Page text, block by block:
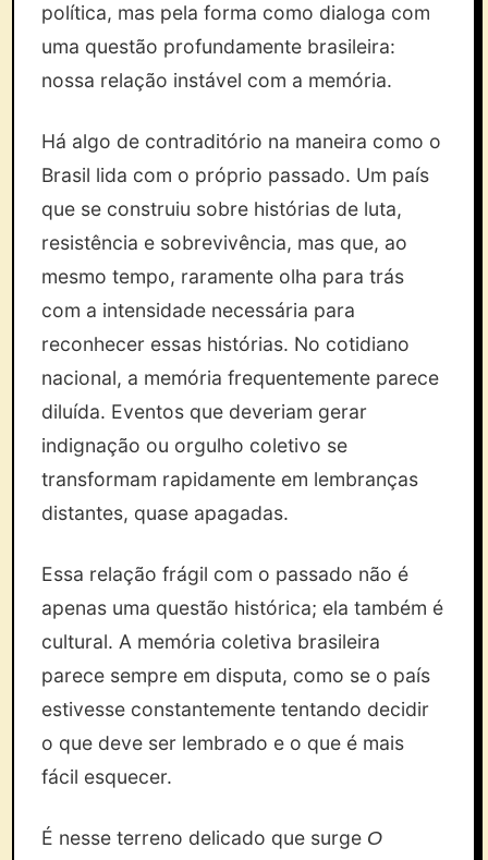
política, mas pela forma como dialoga com
uma questão profundamente brasileira:
nossa relação instável com a memória.
Há algo de contraditório na maneira como o
Brasil lida com o próprio passado. Um país
que se construiu sobre histórias de luta,
resistência e sobrevivência, mas que, ao
mesmo tempo, raramente olha para trás
com a intensidade necessária para
reconhecer essas histórias. No cotidiano
nacional, a memória frequentemente parece
diluída. Eventos que deveriam gerar
indignação ou orgulho coletivo se
transformam rapidamente em lembranças
distantes, quase apagadas.
Essa relação frágil com o passado não é
apenas uma questão histórica; ela também é
cultural. A memória coletiva brasileira
parece sempre em disputa, como se o país
estivesse constantemente tentando decidir
o que deve ser lembrado e o que é mais
fácil esquecer.
É nesse terreno delicado que surge O